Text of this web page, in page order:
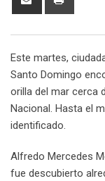
Este martes,
Santo Domingo
orilla del mar cerca
Nacional. Hasta el
identificado.
Alfredo Mercedes
fue descubierto